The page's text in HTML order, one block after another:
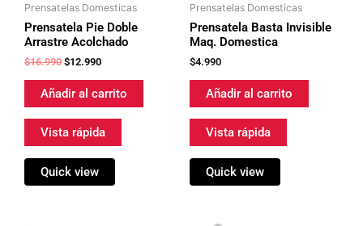
Prensatelas Domesticas
Prensatela Pie Doble
Arrastre Acolchado
$16.990 $12.990
Añadir al carrito
Vista rápida
Quick view
Prensatelas Domesticas
Prensatela Basta Invisible
Maq. Domestica
$4.990
Añadir al carrito
Vista rápida
Quick view